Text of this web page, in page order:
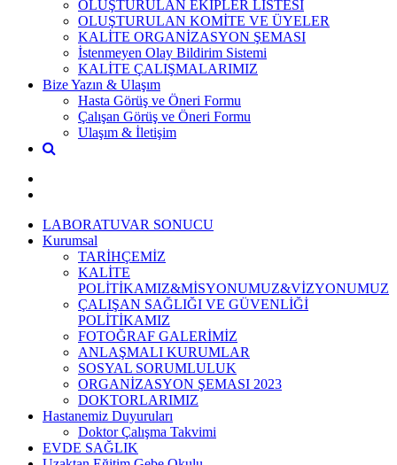
OLUŞTURULAN EKİPLER LİSTESİ
OLUŞTURULAN KOMİTE VE ÜYELER
KALİTE ORGANİZASYON ŞEMASI
İstenmeyen Olay Bildirim Sistemi
KALİTE ÇALIŞMALARIMIZ
Bize Yazın & Ulaşım
Hasta Görüş ve Öneri Formu
Çalışan Görüş ve Öneri Formu
Ulaşım & İletişim
LABORATUVAR SONUCU
Kurumsal
TARİHÇEMİZ
KALİTE
POLİTİKAMIZ&MİSYONUMUZ&VİZYONUMUZ
ÇALIŞAN SAĞLIĞI VE GÜVENLİĞİ
POLİTİKAMIZ
FOTOĞRAF GALERİMİZ
ANLAŞMALI KURUMLAR
SOSYAL SORUMLULUK
ORGANİZASYON ŞEMASI 2023
DOKTORLARIMIZ
Hastanemiz Duyuruları
Doktor Çalışma Takvimi
EVDE SAĞLIK